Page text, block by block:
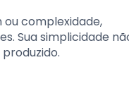
complexidade,
Sua simplicidade